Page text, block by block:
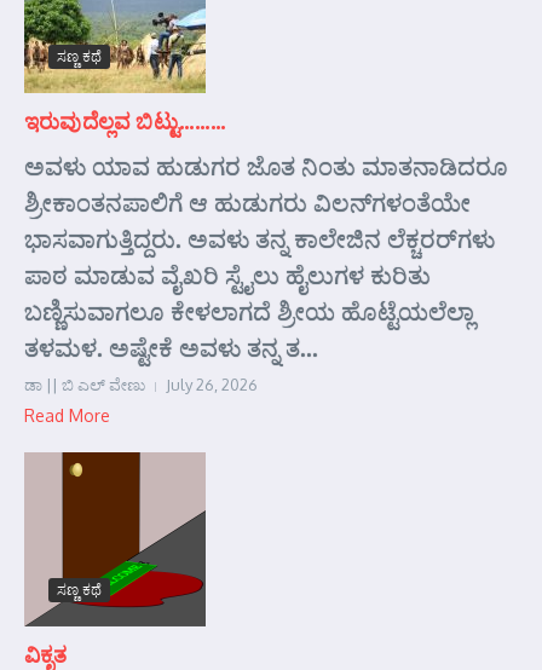
ಸಣ್ಣ ಕಥೆ
ಇರುವುದೆಲ್ಲವ ಬಿಟ್ಟು………
ಅವಳು ಯಾವ ಹುಡುಗರ ಜೊತ ನಿಂತು ಮಾತನಾಡಿದರೂ
ಶ್ರೀಕಾಂತನಪಾಲಿಗೆ ಆ ಹುಡುಗರು ವಿಲನ್‌ಗಳಂತೆಯೇ
ಭಾಸವಾಗುತ್ತಿದ್ದರು. ಅವಳು ತನ್ನ ಕಾಲೇಜಿನ ಲೆಕ್ಚರರ್‌ಗಳು
ಪಾಠ ಮಾಡುವ ವೈಖರಿ ಸ್ಟೈಲು ಹೈಲುಗಳ ಕುರಿತು
ಬಣ್ಣಿಸುವಾಗಲೂ ಕೇಳಲಾಗದೆ ಶ್ರೀಯ ಹೊಟ್ಟೆಯಲೆಲ್ಲಾ
ತಳಮಳ. ಅಷ್ಟೇಕೆ ಅವಳು ತನ್ನ ತ...
ಡಾ || ಬಿ ಎಲ್ ವೇಣು July 26, 2026
Read More
ಸಣ್ಣ ಕಥೆ
ವಿಕೃತ